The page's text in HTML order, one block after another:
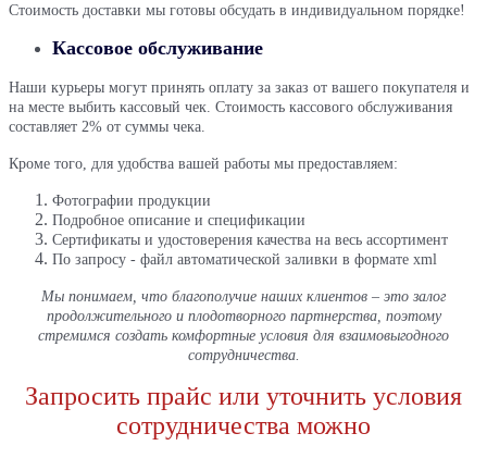
Стоимость доставки мы готовы обсудать в индивидуальном порядке!
Кассовое обслуживание
Наши курьеры могут принять оплату за заказ от вашего покупателя и
на месте выбить кассовый чек. Стоимость кассового обслуживания
составляет 2% от суммы чека.
Кроме того, для удобства вашей работы мы предоставляем:
Фотографии продукции
Подробное описание и спецификации
Сертификаты и удостоверения качества на весь ассортимент
По запросу - файл автоматической заливки в формате xml
Мы понимаем, что благополучие наших клиентов – это залог
продолжительного и плодотворного партнерства, поэтому
стремимся создать комфортные условия для взаимовыгодного
сотрудничества.
Запросить прайс или уточнить условия
сотрудничества можно